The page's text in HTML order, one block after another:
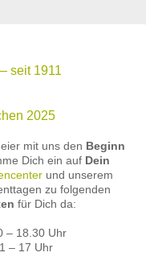
mit uns den Beginn
Dich ein auf Dein
und unserem
zu folgenden
für Dich da:
– 18.30 Uhr
– 17 Uhr